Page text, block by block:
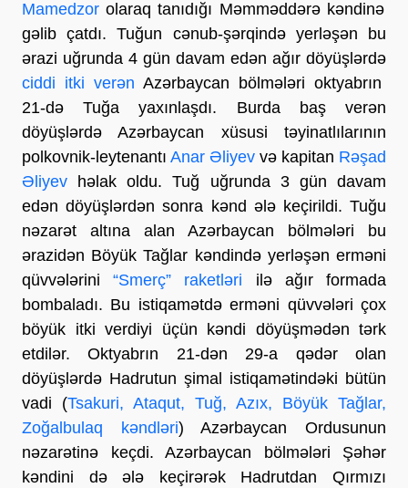
Mamedzor olaraq tanıdığı Məmməddərə kəndinə
gəlib çatdı. Tuğun cənub-şərqində yerləşən bu
ərazi uğrunda 4 gün davam edən ağır döyüşlərdə
ciddi itki verən Azərbaycan bölmələri oktyabrın
21-də Tuğa yaxınlaşdı. Burda baş verən
döyüşlərdə Azərbaycan xüsusi təyinatlılarının
polkovnik-leytenantı Anar Əliyev və kapitan Rəşad
Əliyev həlak oldu. Tuğ uğrunda 3 gün davam
edən döyüşlərdən sonra kənd ələ keçirildi. Tuğu
nəzarət altına alan Azərbaycan bölmələri bu
ərazidən Böyük Tağlar kəndində yerləşən erməni
qüvvələrini “Smerç” raketləri ilə ağır formada
bombaladı. Bu istiqamətdə erməni qüvvələri çox
böyük itki verdiyi üçün kəndi döyüşmədən tərk
etdilər. Oktyabrın 21-dən 29-a qədər olan
döyüşlərdə Hadrutun şimal istiqamətindəki bütün
vadi (Tsakuri, Ataqut, Tuğ, Azıx, Böyük Tağlar,
Zoğalbulaq kəndləri) Azərbaycan Ordusunun
nəzarətinə keçdi. Azərbaycan bölmələri Şəhər
kəndini də ələ keçirərək Hadrutdan Qırmızı